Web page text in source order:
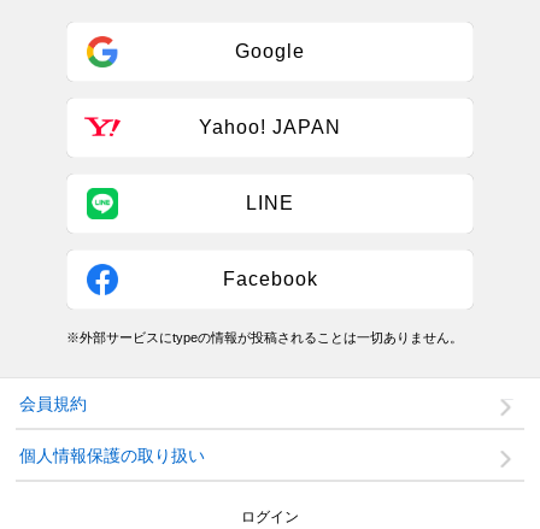
Google
Yahoo! JAPAN
LINE
Facebook
※外部サービスにtypeの情報が投稿されることは一切ありません。
会員規約
個人情報保護の取り扱い
ログイン